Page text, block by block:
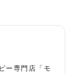
ー専門店「モ